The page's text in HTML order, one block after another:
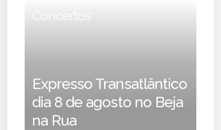
Concertos
Expresso Transatlântico
dia 8 de agosto no Beja
na Rua